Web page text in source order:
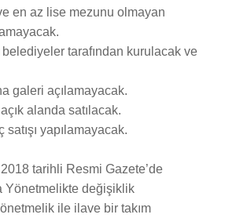
en az lise mezunu olmayan
belediyeler tarafından kurulacak ve
galeri açılamayacak.
alanda satılacak.
satışı yapılamayacak.
tarihli Resmi Gazete’de
Yönetmelikte değişiklik
ile ilave bir takım